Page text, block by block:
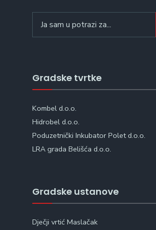
for:
Gradske tvrtke
Kombel d.o.o.
Hidrobel d.o.o.
Poduzetnički Inkubator Polet d.o.o.
LRA grada Belišća d.o.o.
Gradske ustanove
Dječji vrtić Maslačak